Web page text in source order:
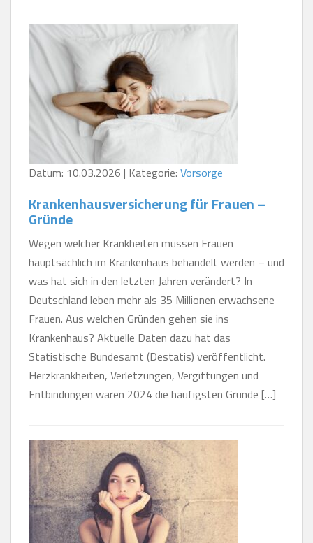
Datum: 10.03.2026 | Kategorie: Vorsorge
Krankenhausversicherung für Frauen –
Gründe
Wegen welcher Krankheiten müssen Frauen
hauptsächlich im Krankenhaus behandelt werden – und
was hat sich in den letzten Jahren verändert? In
Deutschland leben mehr als 35 Millionen erwachsene
Frauen. Aus welchen Gründen gehen sie ins
Krankenhaus? Aktuelle Daten dazu hat das
Statistische Bundesamt (Destatis) veröffentlicht.
Herzkrankheiten, Verletzungen, Vergiftungen und
Entbindungen waren 2024 die häufigsten Gründe […]